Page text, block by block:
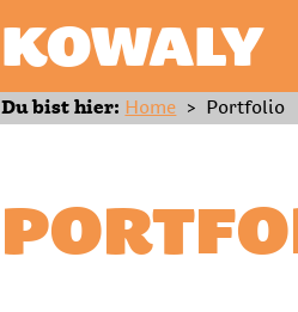
KOWALY
Du bist hier: Home > Portfolio